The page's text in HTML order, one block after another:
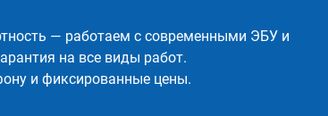
— работаем с современными ЭБУ и
на все виды работ.
и фиксированные цены.